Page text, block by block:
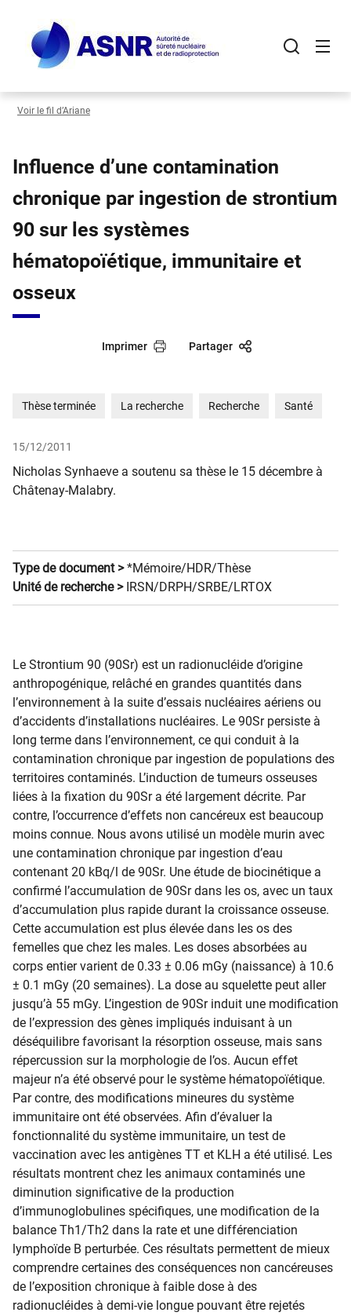
contenu
principal
Voir le fil d’Ariane
Influence d’une contamination
chronique par ingestion de strontium
90 sur les systèmes
hématopoïétique, immunitaire et
osseux
Imprimer Partager
Thèse terminée La recherche Recherche Santé
15/12/2011
Nicholas Synhaeve a soutenu sa thèse le 15 décembre à
Châtenay-Malabry.
Type de document > *Mémoire/HDR/Thèse
Unité de recherche > IRSN/DRPH/SRBE/LRTOX
Le Strontium 90 (90Sr) est un radionucléide d’origine
anthropogénique, relâché en grandes quantités dans
l’environnement à la suite d’essais nucléaires aériens ou
d’accidents d’installations nucléaires. Le 90Sr persiste à
long terme dans l’environnement, ce qui conduit à la
contamination chronique par ingestion de populations des
territoires contaminés. L’induction de tumeurs osseuses
liées à la fixation du 90Sr a été largement décrite. Par
contre, l’occurrence d’effets non cancéreux est beaucoup
moins connue. Nous avons utilisé un modèle murin avec
une contamination chronique par ingestion d’eau
contenant 20 kBq/l de 90Sr. Une étude de biocinétique a
confirmé l’accumulation de 90Sr dans les os, avec un taux
d’accumulation plus rapide durant la croissance osseuse.
Cette accumulation est plus élevée dans les os des
femelles que chez les males. Les doses absorbées au
corps entier varient de 0.33 ± 0.06 mGy (naissance) à 10.6
± 0.1 mGy (20 semaines). La dose au squelette peut aller
jusqu’à 55 mGy. L’ingestion de 90Sr induit une modification
de l’expression des gènes impliqués induisant à un
déséquilibre favorisant la résorption osseuse, mais sans
répercussion sur la morphologie de l’os. Aucun effet
majeur n’a été observé pour le système hématopoïétique.
Par contre, des modifications mineures du système
immunitaire ont été observées. Afin d’évaluer la
fonctionnalité du système immunitaire, un test de
vaccination avec les antigènes TT et KLH a été utilisé. Les
résultats montrent chez les animaux contaminés une
diminution significative de la production
d’immunoglobulines spécifiques, une modification de la
balance Th1/Th2 dans la rate et une différenciation
lymphoïde B perturbée. Ces résultats permettent de mieux
comprendre certaines des conséquences non cancéreuses
de l’exposition chronique à faible dose à des
radionucléides à demi-vie longue pouvant être rejetés